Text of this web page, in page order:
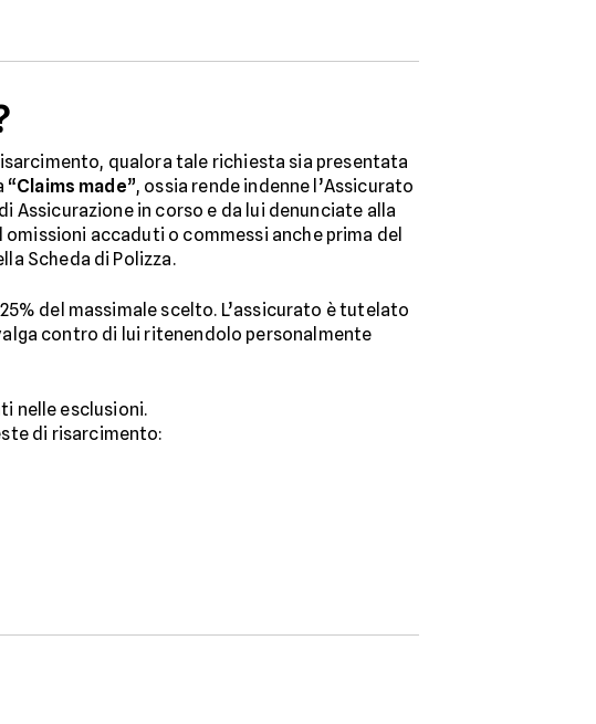
qualora tale richiesta sia presentata
“Claims made”, ossia rende indenne l’Assicurato
Assicurazione in corso e da lui denunciate alla
accaduti o commessi anche prima del
Scheda di Polizza.
del massimale scelto. L’assicurato è tutelato
contro di lui ritenendolo personalmente
nelle esclusioni.
di risarcimento: